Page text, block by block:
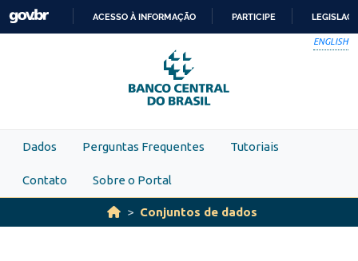
Skip to main content
PARA
O
CONTEÚDO
ACESSO À INFORMAÇÃO PARTICIPE
ENGLISH
Dados Perguntas Frequentes Tutoriais
Contato Sobre o Portal
Conjuntos de dados